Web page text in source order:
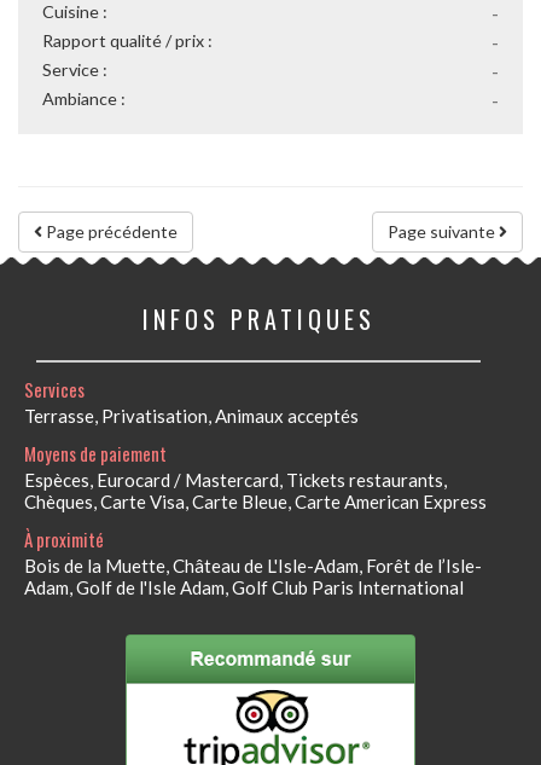
-
Cuisine :
-
Rapport qualité / prix :
-
Service :
-
Ambiance :
Page suivante
Page précédente
INFOS PRATIQUES
Services
Terrasse, Privatisation, Animaux acceptés
Moyens de paiement
Espèces, Eurocard / Mastercard, Tickets restaurants,
Chèques, Carte Visa, Carte Bleue, Carte American Express
À proximité
Bois de la Muette, Château de L'Isle-Adam, Forêt de l’Isle-
Adam, Golf de l'Isle Adam, Golf Club Paris International